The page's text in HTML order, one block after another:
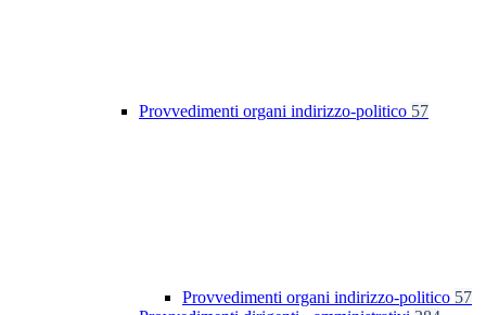
Provvedimenti organi indirizzo-politico 57
Provvedimenti organi indirizzo-politico 57